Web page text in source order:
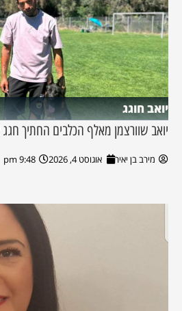
יואב חוגג
יואב שוורצמן מאלף הכלבים החתיך
מירב בן יאיר אוגוסט 4, 2026 9:48 pm